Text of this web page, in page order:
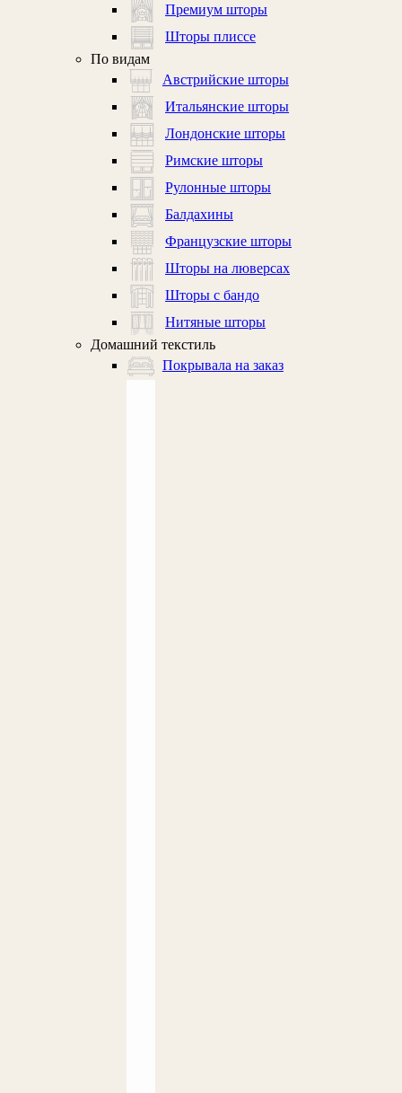
Премиум шторы
Шторы плиссе
По видам
Австрийские шторы
Итальянские шторы
Лондонские шторы
Римские шторы
Рулонные шторы
Балдахины
Французские шторы
Шторы на люверсах
Шторы с бандо
Нитяные шторы
Домашний текстиль
Покрывала на заказ